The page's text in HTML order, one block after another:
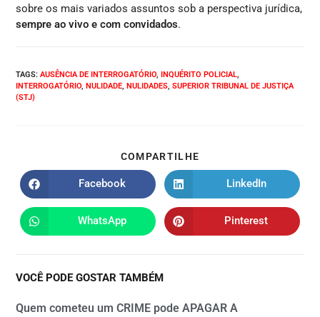
sobre os mais variados assuntos sob a perspectiva jurídica,
sempre ao vivo e com convidados.
TAGS:AUSÊNCIA DE INTERROGATÓRIO, INQUÉRITO POLICIAL,
INTERROGATÓRIO, NULIDADE, NULIDADES, SUPERIOR TRIBUNAL DE JUSTIÇA
(STJ)
COMPARTILHE
Facebook LinkedIn
WhatsApp Pinterest
VOCÊ PODE GOSTAR TAMBÉM
Quem cometeu um CRIME pode APAGAR A